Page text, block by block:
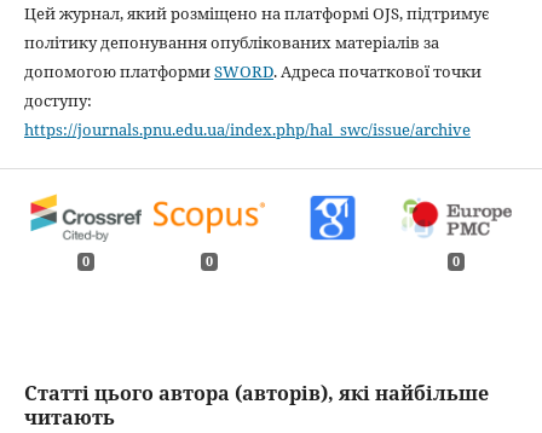
Цей журнал, який розміщено на платформі OJS, підтримує
політику депонування опублікованих матеріалів за
допомогою платформиSWORD. Адреса початкової точки
доступу:
https://journals.pnu.edu.ua/index.php/hal_swc/issue/archive
0 0 0
Статті цього автора (авторів), які найбільше
читають